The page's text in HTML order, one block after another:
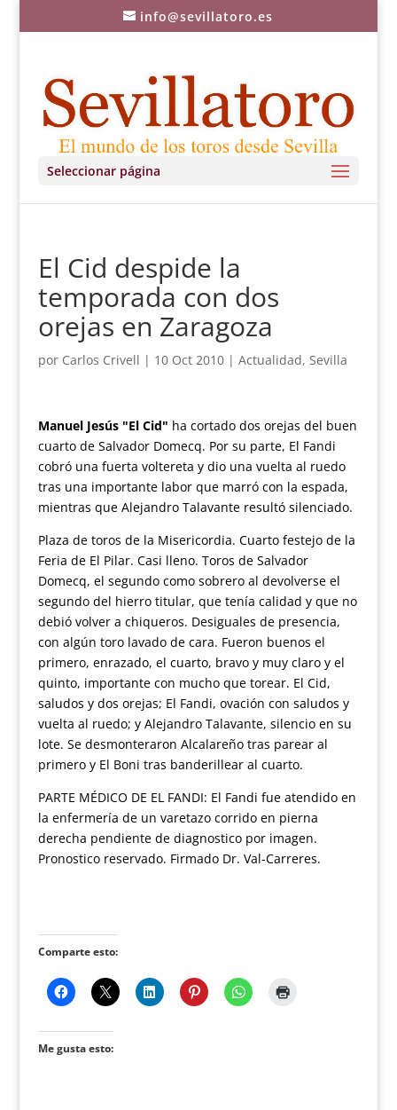
info@sevillatoro.es
Seleccionar página
El Cid despide la
temporada con dos
orejas en Zaragoza
por Carlos Crivell | 10 Oct 2010| Actualidad, Sevilla
Manuel Jesús "El Cid" ha cortado dos orejas del buen
cuarto de Salvador Domecq. Por su parte, El Fandi
cobró una fuerta voltereta y dio una vuelta al ruedo
tras una importante labor que marró con la espada,
mientras que Alejandro Talavante resultó silenciado.
Plaza de toros de la Misericordia. Cuarto festejo de la
Feria de El Pilar. Casi lleno. Toros de Salvador
Domecq, el segundo como sobrero al devolverse el
segundo del hierro titular, que tenía calidad y que no
debió volver a chiqueros. Desiguales de presencia,
con algún toro lavado de cara. Fueron buenos el
primero, enrazado, el cuarto, bravo y muy claro y el
quinto, importante con mucho que torear. El Cid,
saludos y dos orejas; El Fandi, ovación con saludos y
vuelta al ruedo; y Alejandro Talavante, silencio en su
lote. Se desmonteraron Alcalareño tras parear al
primero y El Boni tras banderillear al cuarto.
PARTE MÉDICO DE EL FANDI: El Fandi fue atendido en
la enfermería de un varetazo corrido en pierna
derecha pendiente de diagnostico por imagen.
Pronostico reservado. Firmado Dr. Val-Carreres.
Comparte esto:
Me gusta esto: